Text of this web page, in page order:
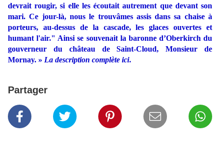
devrait rougir, si elle les écoutait autrement que devant son
mari. Ce jour-là, nous le trouvâmes assis dans sa chaise à
porteurs, au-dessus de la cascade, les glaces ouvertes et
humant l'air." Ainsi se souvenait la baronne d’Oberkirch du
gouverneur du château de Saint-Cloud, Monsieur de
Mornay. » La description complète ici.
Partager